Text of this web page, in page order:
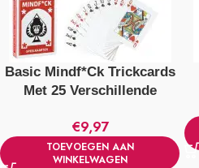
Basic Mindf*Ck Trickcards
Met 25 Verschillende
€9,97
TOEVOEGEN AAN
WINKELWAGEN